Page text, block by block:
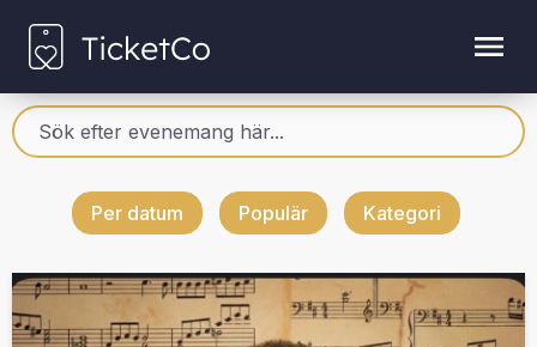
Per datum Populär Kategori